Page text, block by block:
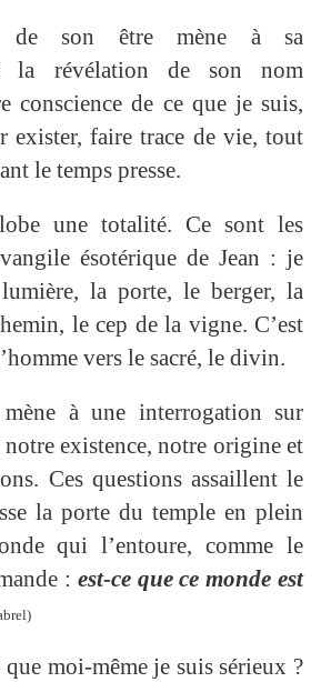
de son être mène à sa
à la révélation de son nom
conscience de ce que je suis,
exister, faire trace de vie, tout
le temps presse.
une totalité. Ce sont les
ésotérique de Jean : je
la porte, le berger, la
le cep de la vigne. C’est
vers le sacré, le divin.
à une interrogation sur
notre existence, notre origine et
Ces questions assaillent le
la porte du temple en plein
qui l’entoure, comme le
: est-ce que ce monde est
moi-même je suis sérieux ?